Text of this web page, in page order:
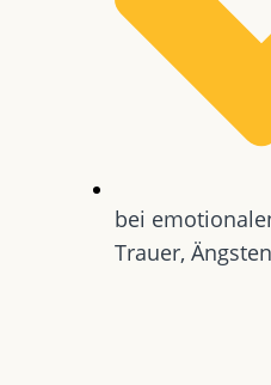
bei
Trauer,